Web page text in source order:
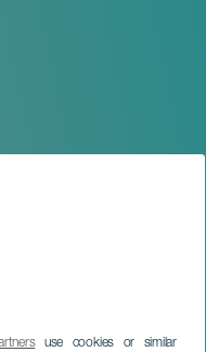
use cookies or similar